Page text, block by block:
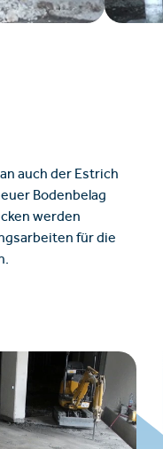
auch der Estrich
Bodenbelag
werden
für die